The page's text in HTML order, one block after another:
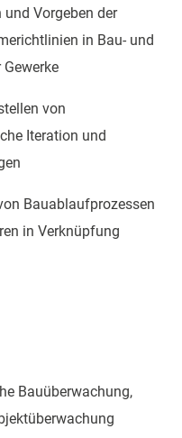
Vorgeben der
in Bau- und
von
Iteration und
Bauablaufprozessen
in Verknüpfung
Bauüberwachung,